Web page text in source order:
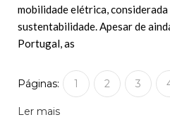
mobilidade elétrica,
sustentabilidade. Apesar de
Portugal, as
Páginas: 1 2 3
Ler mais